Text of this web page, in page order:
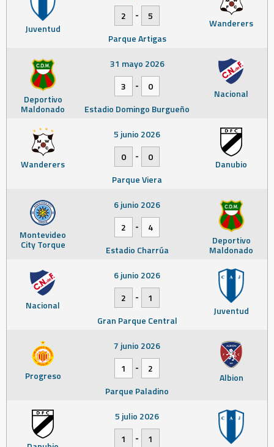
Juventud Wanderers
2
-
5
Parque Artigas
Deportivo
Maldonado
Nacional
31 mayo 2026
3
-
0
Estadio Domingo Burgueño
Wanderers Danubio
5 junio 2026
0
-
0
Parque Viera
Montevideo
City Torque Deportivo
Maldonado
6 junio 2026
2
-
4
Estadio Charrúa
Nacional Juventud
6 junio 2026
2
-
1
Gran Parque Central
Progreso Albion
7 junio 2026
1
-
2
Parque Paladino
5 julio 2026
1
-
1